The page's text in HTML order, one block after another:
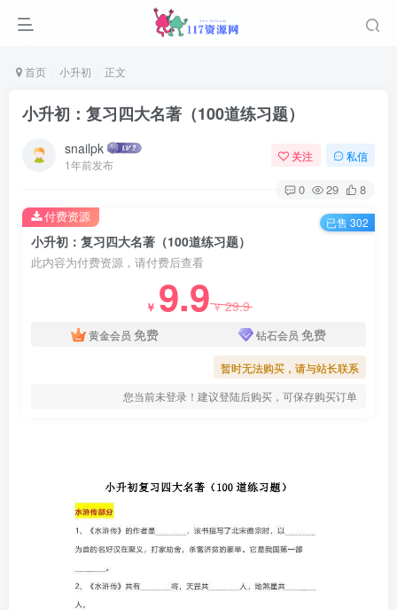
首页 小升初 正文
小升初：复习四大名著（100道练习题）
snailpk
1年前发布
关注 私信
0 29 8
小升初：复习四大名著（100道练习题）
此内容为付费资源，请付费后查看
￥ 9.9￥29.9
黄金会员 免费 钻石会员 免费
暂时无法购买，请与站长联系
您当前未登录！建议登陆后购买，可保存购买订单
付费资源 已售 302